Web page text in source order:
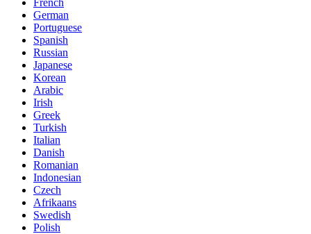
French
German
Portuguese
Spanish
Russian
Japanese
Korean
Arabic
Irish
Greek
Turkish
Italian
Danish
Romanian
Indonesian
Czech
Afrikaans
Swedish
Polish